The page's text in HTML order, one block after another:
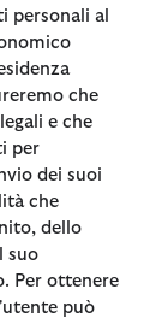
personali al
che
e che
per
dei suoi
che
dello
suo
Per ottenere
può